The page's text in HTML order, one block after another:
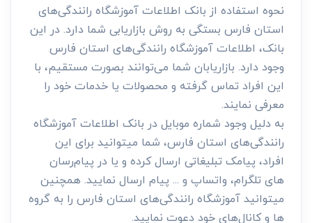
نحوه استفاده از بانک اطلاعات آموزشگاه رانندگی‌های
استان فارس بستگی به روش بازاریابی شما دارد. در این
بانک، اطلاعات آموزشگاه رانندگی‌های استان فارس
وجود دارد. بازاریابان شما می‌توانند بصورت مستقیم، با
این افراد تماس گرفته و محصولات یا خدمات خود را
معرفی نمایند.
به دلیل وجود شماره موبایل در بانک اطلاعات آموزشگاه
رانندگی‌های استان فارس، شما میتوانید برای این
افراد، پیامک تبلیغاتی ارسال کرده و یا در پیام‌رسان
های تلگرام، واتساپ و ... پیام ارسال نمایید. همچنین
میتوانید آموزشگاه رانندگی‌های استان فارس را به گروه
ها و کانال‌های خود دعوت نمایید.